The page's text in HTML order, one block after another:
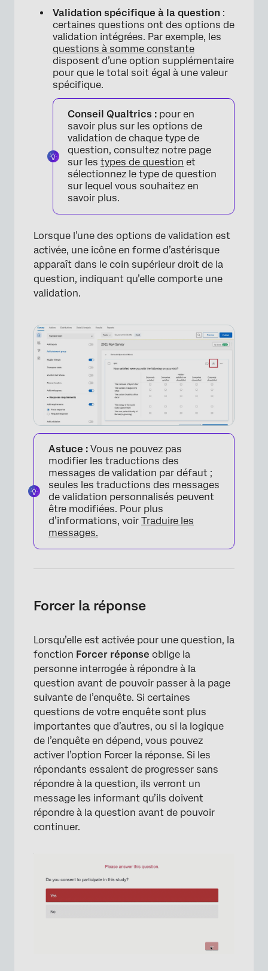
Validation spécifique à la question :
certaines questions ont des options de
validation intégrées. Par exemple, les
questions à somme constante
disposent d’une option supplémentaire
pour que le total soit égal à une valeur
spécifique.
Conseil Qualtrics : pour en
savoir plus sur les options de
validation de chaque type de
question, consultez notre page
sur les types de question et
sélectionnez le type de question
sur lequel vous souhaitez en
savoir plus.
Lorsque l’une des options de validation est
activée, une icône en forme d’astérisque
apparaît dans le coin supérieur droit de la
question, indiquant qu’elle comporte une
validation.
Astuce : Vous ne pouvez pas
modifier les traductions des
messages de validation par défaut ;
seules les traductions des messages
de validation personnalisés peuvent
être modifiées. Pour plus
d’informations, voir Traduire les
messages.
Forcer la réponse
Lorsqu’elle est activée pour une question, la
fonction Forcer réponse oblige la
personne interrogée à répondre à la
question avant de pouvoir passer à la page
suivante de l’enquête. Si certaines
questions de votre enquête sont plus
importantes que d’autres, ou si la logique
de l’enquête en dépend, vous pouvez
activer l’option Forcer la réponse. Si les
répondants essaient de progresser sans
répondre à la question, ils verront un
message les informant qu’ils doivent
répondre à la question avant de pouvoir
continuer.